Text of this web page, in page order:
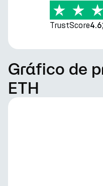
TrustScore4.6
Gráfico de
ETH